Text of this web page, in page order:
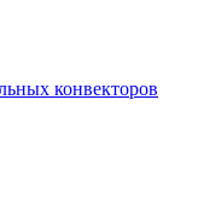
конвекторов